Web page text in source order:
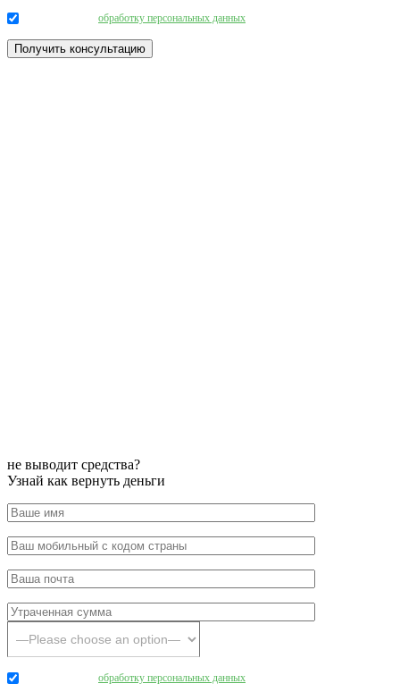
обработку персональных данных
не выводит средства?
Узнай как вернуть деньги
обработку персональных данных